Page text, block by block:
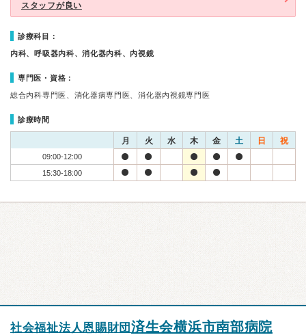
スタッフが良い
診療科目：
内科、呼吸器内科、消化器内科、内視鏡
専門医・資格：
総合内科専門医、消化器病専門医、消化器内視鏡専門医
診療時間
月 火 水 木 金 土 日 祝
09:00-12:00
15:30-18:00
社会福祉法人恩賜財団 済生会横浜市南部病院